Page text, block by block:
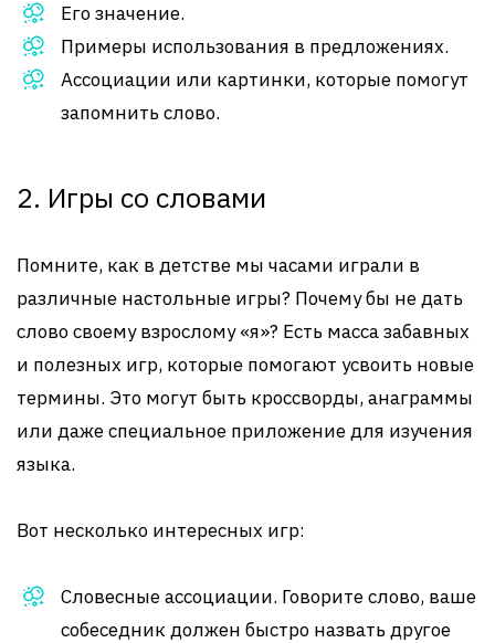
Его значение.
Примеры использования в предложениях.
Ассоциации или картинки, которые помогут
запомнить слово.
2. Игры со словами
Помните, как в детстве мы часами играли в
различные настольные игры? Почему бы не дать
слово своему взрослому «я»? Есть масса забавных
и полезных игр, которые помогают усвоить новые
термины. Это могут быть кроссворды, анаграммы
или даже специальное приложение для изучения
языка.
Вот несколько интересных игр:
Словесные ассоциации. Говорите слово, ваше
собеседник должен быстро назвать другое